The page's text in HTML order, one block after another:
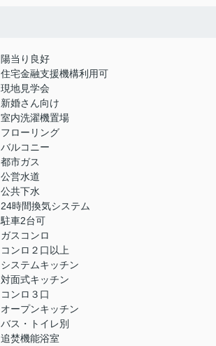
陽当り良好
住宅金融支援機構利用可
現地見学会
新婚さん向け
室内洗濯機置場
フローリング
バルコニー
都市ガス
公営水道
公共下水
24時間換気システム
駐車2台可
ガスコンロ
コンロ２口以上
システムキッチン
対面式キッチン
コンロ３口
オープンキッチン
バス・トイレ別
追焚機能浴室